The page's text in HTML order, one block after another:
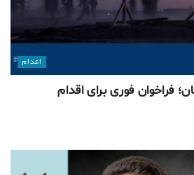
اعدام
فراخوان فوری برای اقدام